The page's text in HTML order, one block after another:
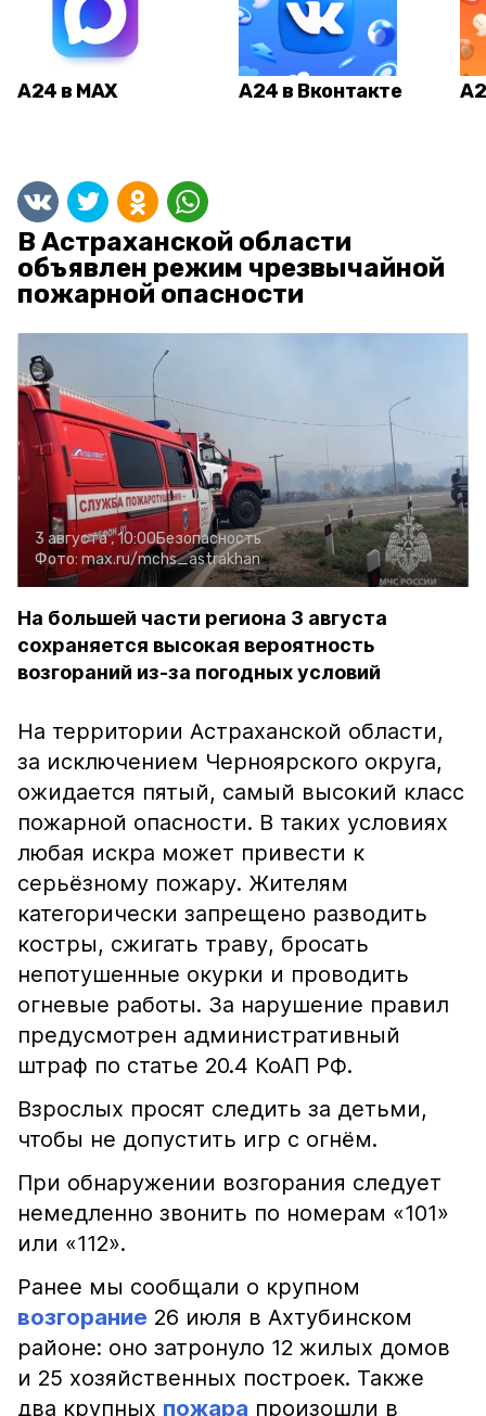
А24 в MAX А24 в Вконтакте
В Астраханской области
объявлен режим чрезвычайной
пожарной опасности
3 августа , 10:00Безопасность
Фото: max.ru/mchs_astrakhan
На большей части региона 3 августа
сохраняется высокая вероятность
возгораний из-за погодных условий
На территории Астраханской области,
за исключением Черноярского округа,
ожидается пятый, самый высокий класс
пожарной опасности. В таких условиях
любая искра может привести к
серьёзному пожару. Жителям
категорически запрещено разводить
костры, сжигать траву, бросать
непотушенные окурки и проводить
огневые работы. За нарушение правил
предусмотрен административный
штраф по статье 20.4 КоАП РФ.
Взрослых просят следить за детьми,
чтобы не допустить игр с огнём.
При обнаружении возгорания следует
немедленно звонить по номерам «101»
или «112».
Ранее мы сообщали о крупном
возгорание 26 июля в Ахтубинском
районе: оно затронуло 12 жилых домов
и 25 хозяйственных построек. Также
два крупных пожара произошли в